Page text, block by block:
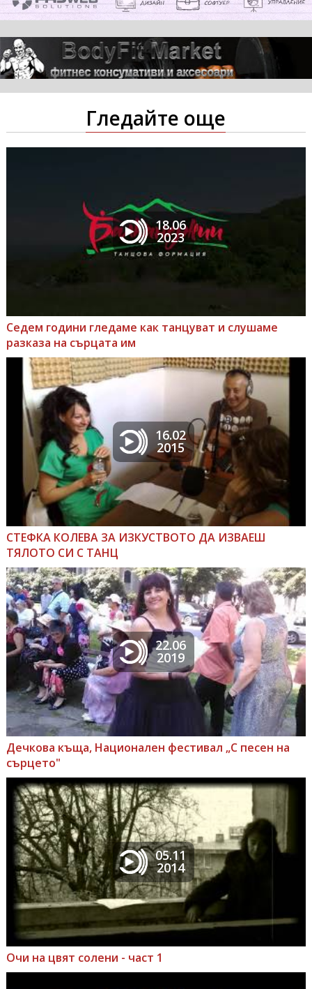
Гледайте още
18.06
2023
Седем години гледаме как танцуват и слушаме
разказа на сърцата им
16.02
2015
СТЕФКА КОЛЕВА ЗА ИЗКУСТВОТО ДА ИЗВАЕШ
ТЯЛОТО СИ С ТАНЦ
22.06
2019
Дечкова къща, Национален фестивал „С песен на
сърцето"
05.11
2014
Очи на цвят солени - част 1